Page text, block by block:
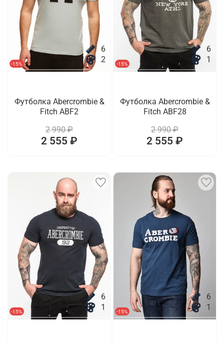
-15%
6
2
Футболка Abercrombie &
Fitch ABF2
2 990 ₽
2 555 ₽
-15%
6
1
Футболка Abercrombie &
Fitch ABF28
2 990 ₽
2 555 ₽
-15%
6
1
-15%
6
1